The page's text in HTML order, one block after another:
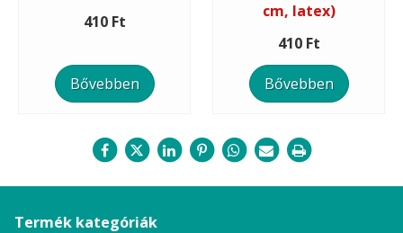
410 Ft
Bővebben
cm, latex)
410 Ft
Bővebben
Termék kategóriák